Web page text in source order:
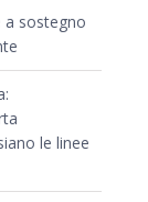
a sostegno
le linee